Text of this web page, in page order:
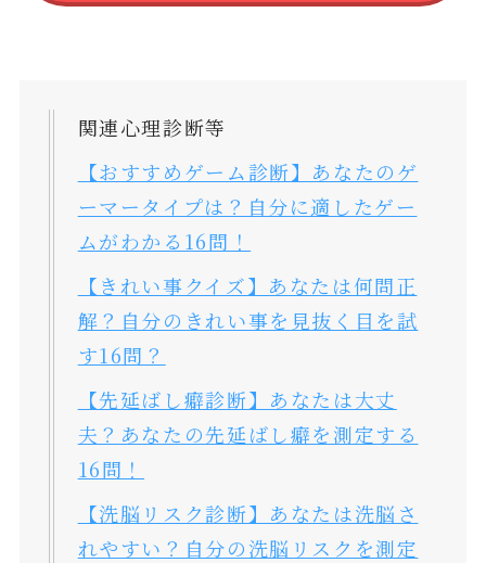
関連心理診断等
【おすすめゲーム診断】あなたのゲ
ーマータイプは？自分に適したゲー
ムがわかる16問！
【きれい事クイズ】あなたは何問正
解？自分のきれい事を見抜く目を試
す16問？
【先延ばし癖診断】あなたは大丈
夫？あなたの先延ばし癖を測定する
16問！
【洗脳リスク診断】あなたは洗脳さ
れやすい？自分の洗脳リスクを測定